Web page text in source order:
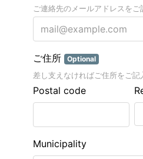
ご連絡先のメールアドレスをご
ご住所 Optional
差し支えなければご住所をご記
Postal code
Municipality